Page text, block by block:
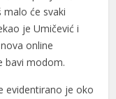
će svaki
je Umičević i
online
bavi modom.
evidentirano je oko